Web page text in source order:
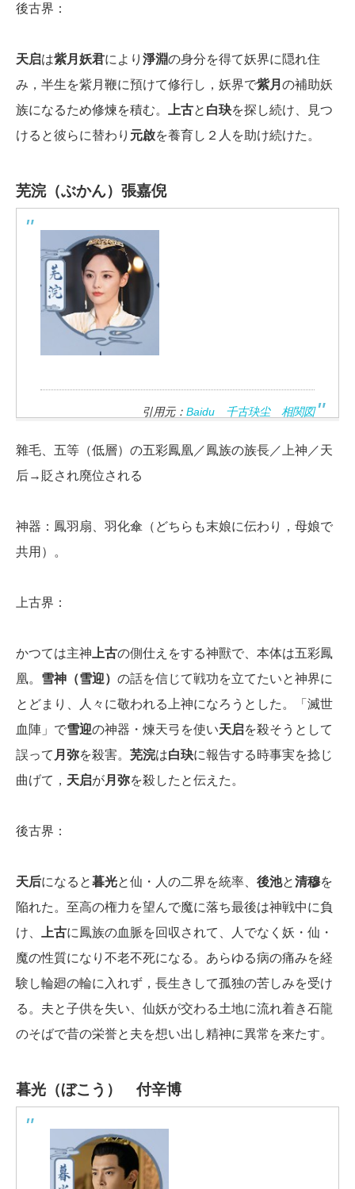
後古界：
天启は紫月妖君により 淨淵の身分を得て妖界に隠れ住
み，半生を紫月鞭に預けて修行し，妖界で紫月 の補助妖
族になるため修煉を積む。
上古と 白玦を探し続け、見つ
けると彼らに替わり 元啟を養育し２人を助け続けた。
芜浣（ぶかん） 張嘉倪
引用元： Baidu 千古玦尘 相関図
雜毛、五等（低層）の五彩鳳凰／鳳族の族長／上神／天
后→貶され廃位される
神器：鳳羽扇、羽化傘（どちらも末娘に伝わり，母娘で
共用）。
上古界：
かつては主神 上古の側仕えをする神獸で、本体は五彩鳳
凰。 雪神（雪迎） の話を信じて戦功を立てたいと神界に
とどまり、人々に敬われる上神になろうとした。「滅世
血陣」で雪迎の神器・煉天弓を使い天启を殺そうとして
誤って 月弥を殺害。 芜浣は白玦に報告する時事実を捻じ
曲げて， 天启が月弥を殺したと伝えた。
後古界：
天后になると暮光と仙・人の二界を統率、 後池と清穆を
陥れた。至高の権力を望んで魔に落ち最後は神戦中に負
け、
上古に鳳族の血脈を回収されて、人でなく妖・仙・
魔の性質になり不老不死になる。あらゆる病の痛みを経
験し輪廻の輪に入れず，長生きして孤独の苦しみを受け
る。夫と子供を失い、仙妖が交わる土地に流れ着き石龍
のそばで昔の栄誉と夫を想い出し精神に異常を来たす。
暮光（ぼこう） 付辛博